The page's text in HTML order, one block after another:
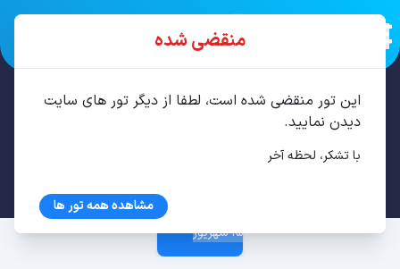
تور تفلیس 3 شب شهریور
15 شهریور
منقضی شده
این تور منقضی شده است، لطفا از دیگر تور های سایت
دیدن نمایید.
با تشکر، لحظه آخر
مشاهده همه تور ها